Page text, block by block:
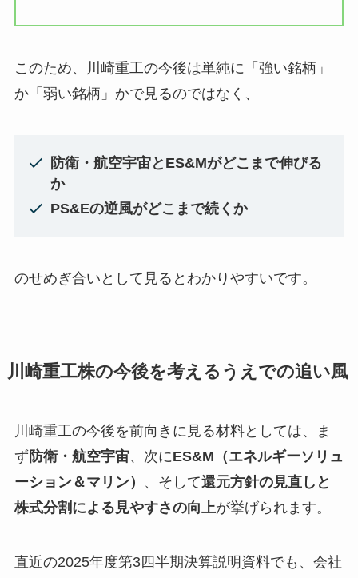
このため、川崎重工の今後は単純に「強い銘柄」
か「弱い銘柄」かで見るのではなく、
防衛・航空宇宙とES&Mがどこまで伸びる
か
PS&Eの逆風がどこまで続くか
のせめぎ合いとして見るとわかりやすいです。
川崎重工株の今後を考えるうえでの追い風
川崎重工の今後を前向きに見る材料としては、ま
ず防衛・航空宇宙、次にES&M（エネルギーソリュ
ーション＆マリン）
、そして還元方針の見直しと
株式分割による見やすさの向上が挙げられます。
直近の2025年度第3四半期決算説明資料でも、会社